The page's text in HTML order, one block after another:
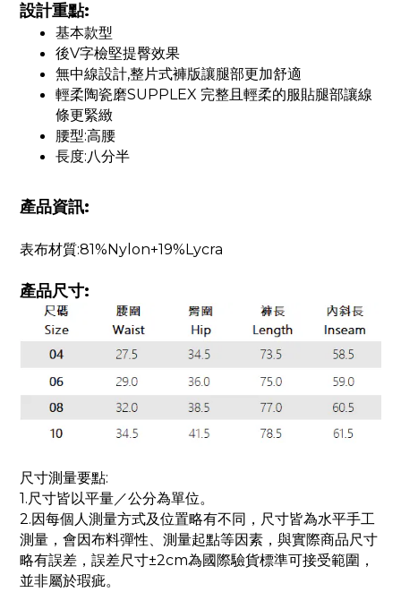
設計重點:
基本款型
後V字檢堅提臀效果
無中線設計,整片式褲版讓腿部更加舒適
輕柔陶瓷磨SUPPLEX 完整且輕柔的服貼腿部讓線
條更緊緻
腰型:高腰
長度:八分半
產品資訊:
表布材質:81%Nylon+19%Lycra
產品尺寸:
尺寸測量要點:
1.尺寸皆以平量／公分為單位。
2.因每個人測量方式及位置略有不同，尺寸皆為水平手工
測量，會因布料彈性、測量起點等因素，與實際商品尺寸
略有誤差，誤差尺寸±2cm為國際驗貨標準可接受範圍，
並非屬於瑕疵。